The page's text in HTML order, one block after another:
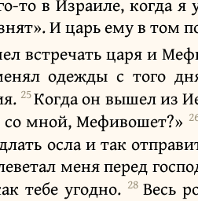
то в Израиле, когда
И царь ему в том
встречать царя и
одежды с того
25Когда он вышел из
со мной, Мефивошет?»
осла и так
меня перед
тебе угодно. 28Весь